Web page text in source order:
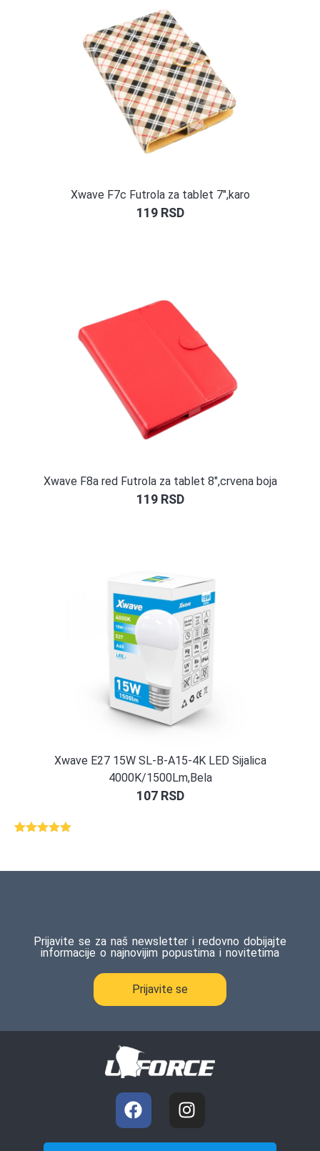
Xwave F7c Futrola za tablet 7″,karo
119 RSD
Xwave F8a red Futrola za tablet 8″,crvena boja
119 RSD
Xwave E27 15W SL-B-A15-4K LED Sijalica
4000K/1500Lm,Bela
107 RSD
ocene
Prijavite se za naš newsletter i redovno dobijajte
informacije o najnovijim popustima i novitetima
Prijavite se